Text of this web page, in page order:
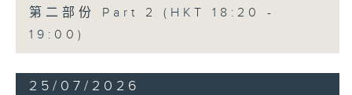
第二部份 Part 2 (HKT 18:20 -
19:00)
25/07/2026